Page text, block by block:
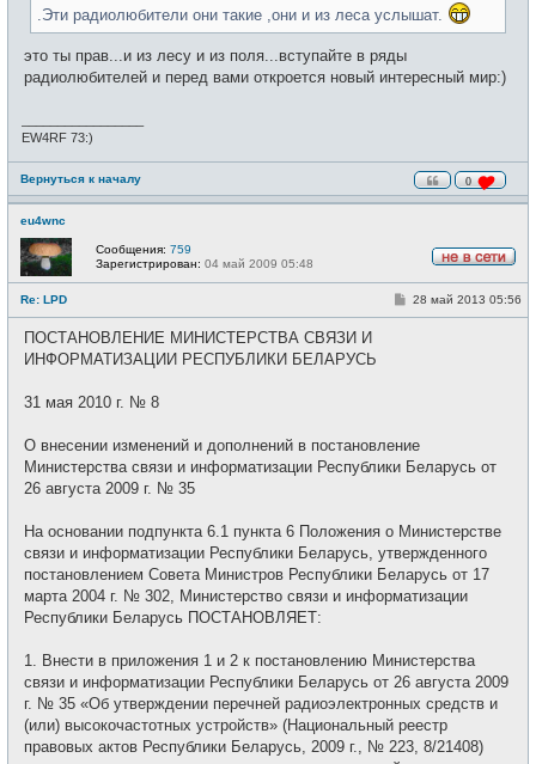
0
е
.Эти радиолюбители они такие ,они и из леса услышат.
это ты прав...и из лесу и из поля...вступайте в ряды
радиолюбителей и перед вами откроется новый интересный мир:)
ЕW4RF 73:)
Вернуться к началу
eu4wnc
е
в
с
Сообщения: 759
Зарегистрирован: 04 май 2009 05:48
Re: LPD
С28 май 2013 05:56
ПОСТАНОВЛЕНИЕ МИНИСТЕРСТВА СВЯЗИ И
ИНФОРМАТИЗАЦИИ РЕСПУБЛИКИ БЕЛАРУСЬ
31 мая 2010 г. № 8
О внесении изменений и дополнений в постановление
Министерства связи и информатизации Республики Беларусь от
26 августа 2009 г. № 35
На основании подпункта 6.1 пункта 6 Положения о Министерстве
связи и информатизации Республики Беларусь, утвержденного
постановлением Совета Министров Республики Беларусь от 17
марта 2004 г. № 302, Министерство связи и информатизации
Республики Беларусь ПОСТАНОВЛЯЕТ:
1. Внести в приложения 1 и 2 к постановлению Министерства
связи и информатизации Республики Беларусь от 26 августа 2009
г. № 35 «Об утверждении перечней радиоэлектронных средств и
(или) высокочастотных устройств» (Национальный реестр
правовых актов Республики Беларусь, 2009 г., № 223, 8/21408)